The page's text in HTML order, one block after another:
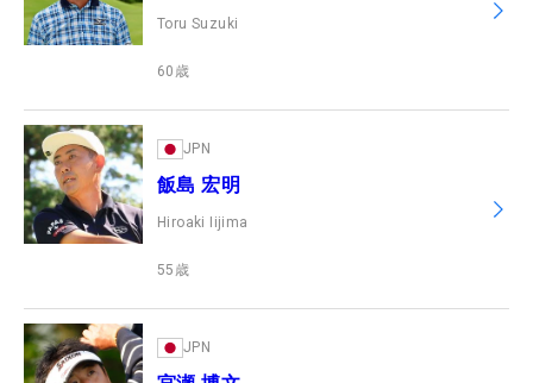
Toru Suzuki
60 歳
JPN
飯島 宏明
Hiroaki Iijima
55 歳
JPN